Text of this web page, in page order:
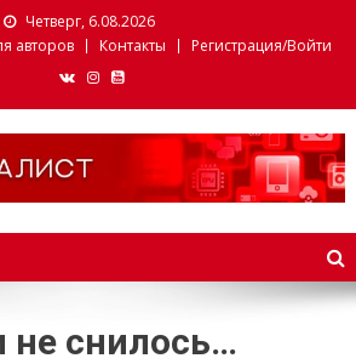
Четверг, 6.08.2026
авторов Контакты Регистрация/Войти
Websmi.
журналистики
БГУ
не снилось…